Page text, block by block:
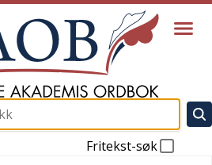
Fritekst-søk